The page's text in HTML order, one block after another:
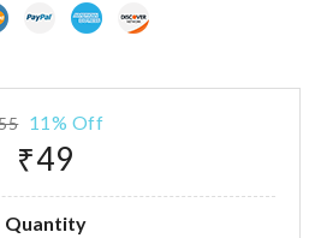
11% Off
₹49
Quantity